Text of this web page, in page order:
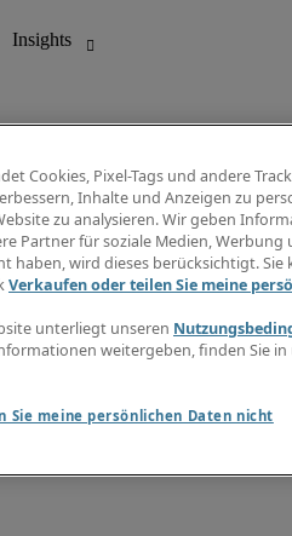
Info Center
Jobübersicht
E-Learning
Cookies, Pixel-Tags und andere
Inhalte und Anzeigen zu
zu analysieren. Wir geben
Partner für soziale Medien, Werbung
haben, wird dieses berücksichtigt.
Verkaufen oder teilen Sie meine
unterliegt unseren
weitergeben, finden Sie in
Sie meine persönlichen Daten nicht